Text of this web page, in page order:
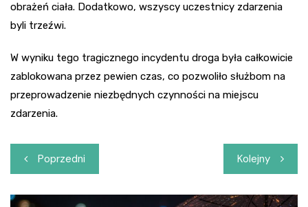
obrażeń ciała. Dodatkowo, wszyscy uczestnicy zdarzenia
byli trzeźwi.
W wyniku tego tragicznego incydentu droga była całkowicie
zablokowana przez pewien czas, co pozwoliło służbom na
przeprowadzenie niezbędnych czynności na miejscu
zdarzenia.
Nawigacja
wpisu
Poprzedni Kolejny